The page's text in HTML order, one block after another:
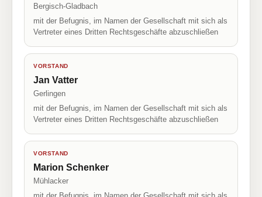
Bergisch-Gladbach
mit der Befugnis, im Namen der Gesellschaft mit sich als
Vertreter eines Dritten Rechtsgeschäfte abzuschließen
VORSTAND
Jan Vatter
Gerlingen
mit der Befugnis, im Namen der Gesellschaft mit sich als
Vertreter eines Dritten Rechtsgeschäfte abzuschließen
VORSTAND
Marion Schenker
Mühlacker